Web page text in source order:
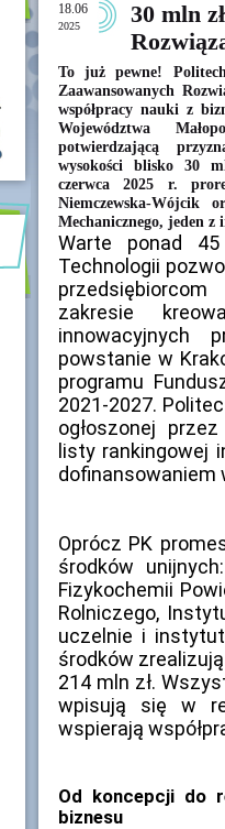
18.06
2025
30 mln
To już pewne!
Zaawansowanych
współpracy nauki z
Województwa
potwierdzającą
wysokości blisko 30
czerwca 2025 r.
Niemczewska-Wójcik
Mechanicznego, jeden
Warte ponad
Technologii
zakresie
innowacyjnych
powstanie w
programu
2021-2027.
ogłoszonej
listy rankingowej
dofinansowaniem
Oprócz PK
środków
Fizykochemii
Rolniczego,
uczelnie i
środków
214 mln zł.
wpisują się w
wspierają
Od koncepcji do
biznesu